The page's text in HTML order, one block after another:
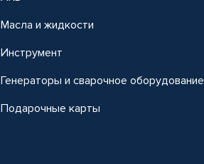
Масла и жидкости
Инструмент
Генераторы и сварочное оборудование
Подарочные карты